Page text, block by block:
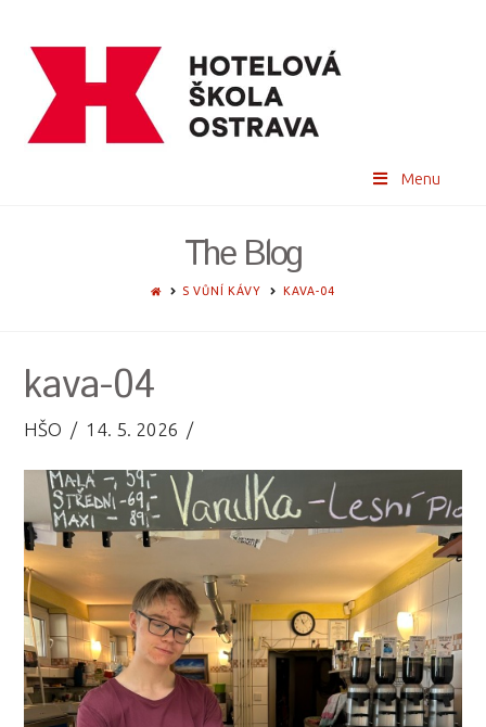
Menu
The Blog
HOMES VŮNÍ KÁVY KAVA-04
kava-04
HŠO 14. 5. 2026